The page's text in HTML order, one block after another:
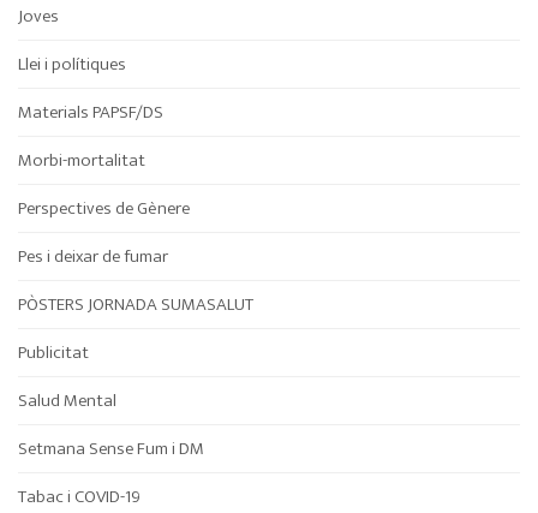
Joves
Llei i polítiques
Materials PAPSF/DS
Morbi-mortalitat
Perspectives de Gènere
Pes i deixar de fumar
PÒSTERS JORNADA SUMASALUT
Publicitat
Salud Mental
Setmana Sense Fum i DM
Tabac i COVID-19